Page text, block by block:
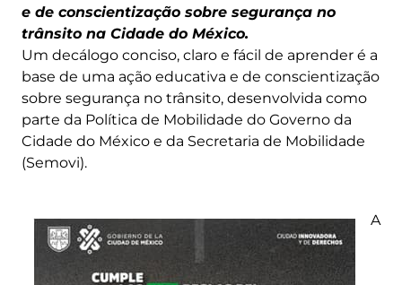
e de conscientização sobre segurança no
trânsito na Cidade do México.
Um decálogo conciso, claro e fácil de aprender é a
base de uma ação educativa e de conscientização
sobre segurança no trânsito, desenvolvida como
parte da Política de Mobilidade do Governo da
Cidade do México e da Secretaria de Mobilidade
(Semovi).
A